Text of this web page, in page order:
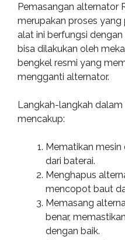
Pemasangan alternator
merupakan proses
alat ini berfungsi
bisa dilakukan oleh
bengkel resmi yang
mengganti alternator.
Langkah-langkah
mencakup:
Mematikan
dari baterai.
Menghapus
mencopot baut
Memasang
benar,
dengan baik.